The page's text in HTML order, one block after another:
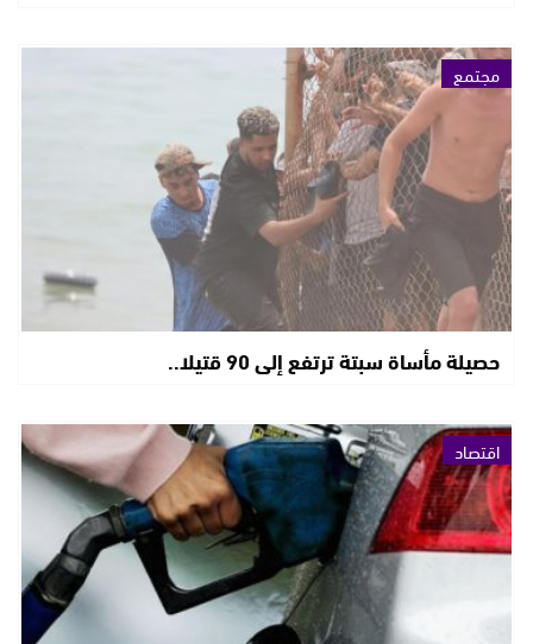
مجتمع
حصيلة مأساة سبتة ترتفع إلى 90 قتيلا..
اقتصاد